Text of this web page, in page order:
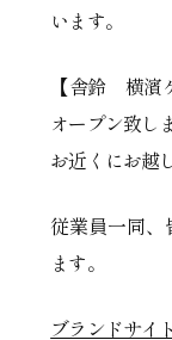
います。
【舎鈴 横濱
オープン致し
お近くにお越
従業員一同、
ます。
ブランドサイ